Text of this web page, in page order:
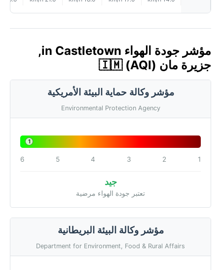
مؤشر جودة الهواء in Castletown,
جزيرة مان 🇮🇲 (AQI)
مؤشر وكالة حماية البيئة الأمريكية
Environmental Protection Agency
1
1
2
3
4
5
6
جيد
تعتبر جودة الهواء مرضية
مؤشر وكالة البيئة البريطانية
Department for Environment, Food & Rural Affairs